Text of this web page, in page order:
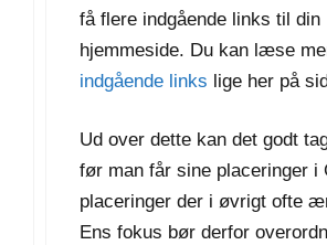
få flere indgående links til din
hjemmeside. Du kan læse
indgående links lige her på
Ud over dette kan det godt
før man får sine placeringer i
placeringer der i øvrigt ofte
Ens fokus bør derfor